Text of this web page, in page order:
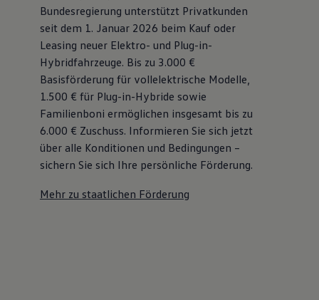
75 Jahre Bulli Jubiläum
Bulli Magazin
Fahrzeugabholung ab Werk
Bundesregierung unterstützt Privatkunden
seit dem 1. Januar 2026 beim Kauf oder
Leasing neuer Elektro- und Plug-in-
Hybridfahrzeuge. Bis zu 3.000 €
Basisförderung für vollelektrische Modelle,
1.500 € für Plug-in-Hybride sowie
Familienboni ermöglichen insgesamt bis zu
6.000 € Zuschuss⁠. Informieren Sie sich jetzt
über alle Konditionen und Bedingungen –
sichern Sie sich Ihre persönliche Förderung.
Mehr zu staatlichen Förderung